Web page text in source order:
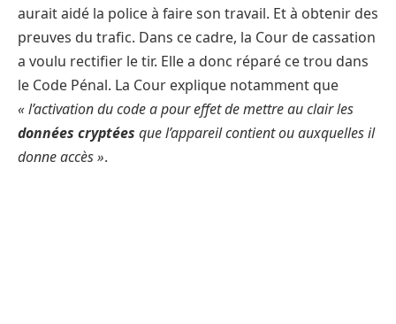
aurait aidé la police à faire son travail. Et à obtenir des
preuves du trafic. Dans ce cadre, la Cour de cassation
a voulu rectifier le tir. Elle a donc réparé ce trou dans
le Code Pénal. La Cour explique notamment que
« l’activation du code a pour effet de mettre au clair les
données cryptées que l’appareil contient ou auxquelles il
donne accès ».